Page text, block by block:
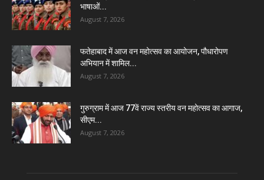
भाषाओं...
August 7, 2026
फतेहाबाद में आज वन महोत्सव का आयोजन, पौधारोपण
अभियान में शामिल...
August 7, 2026
गुरुग्राम में आज 77वें राज्य स्तरीय वन महोत्सव का आगाज,
सीएम...
August 7, 2026